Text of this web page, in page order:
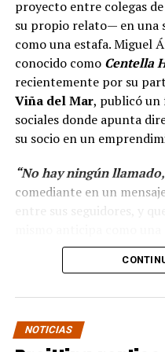
proyecto entre colegas
su propio relato— en una
como una estafa. Miguel
conocido como Centella
recientemente por su
Viña del Mar, publicó un
sociales donde apunta
su socio en un
“No hay ningún
comediante en un
entre sus seguidores, y
en el tiempo.
“Hola a
pasado más
NOTICIAS